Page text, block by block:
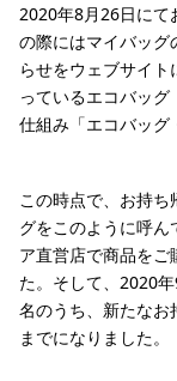
2020年8月26日にて
の際にはマイバッグ
らせをウェブサイ
っているエコバッ
仕組み「エコバッグ
この時点で、お持ち
グをこのように呼
ア直営店で商品を
た。そして、2020
名のうち、新たなお
までになりました。